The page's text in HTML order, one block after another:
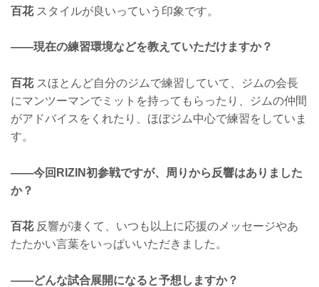
百花スタイルが良いっていう印象です。
——現在の練習環境などを教えていただけますか？
百花スほとんど自分のジムで練習していて、ジムの会長
にマンツーマンでミットを持ってもらったり、ジムの仲間
がアドバイスをくれたり、ほぼジム中心で練習をしていま
す。
——今回RIZIN初参戦ですが、周りから反響はありました
か？
百花反響が凄くて、いつも以上に応援のメッセージやあ
たたかい言葉をいっぱいいただきました。
——どんな試合展開になると予想しますか？